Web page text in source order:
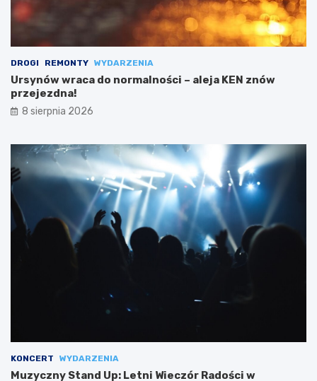
DROGI REMONTY WYDARZENIA
Ursynów wraca do normalności – aleja KEN znów
przejezdna!
8 sierpnia 2026
KONCERT WYDARZENIA
Muzyczny Stand Up: Letni Wieczór Radości w